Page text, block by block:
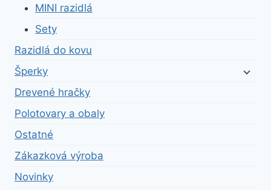
MINI razidlá
Sety
Razidlá do kovu
Šperky
Drevené hračky
Polotovary a obaly
Ostatné
Zákazková výroba
Novinky